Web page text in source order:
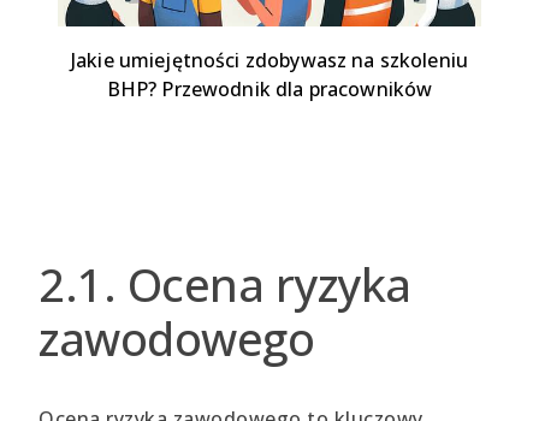
Jakie umiejętności zdobywasz na szkoleniu
BHP? Przewodnik dla pracowników
2.1. Ocena ryzyka
zawodowego